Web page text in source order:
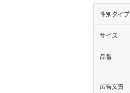
性別タイプ
サイズ
品番
広告文責